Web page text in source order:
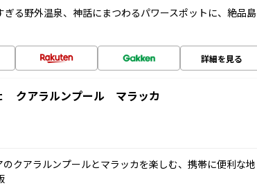
る野外温泉、神話にまつわるパワースポットに、絶品島
詳細を見る
クアラルンプール マラッカ
クアラルンプールとマラッカを楽しむ、携帯に便利な地